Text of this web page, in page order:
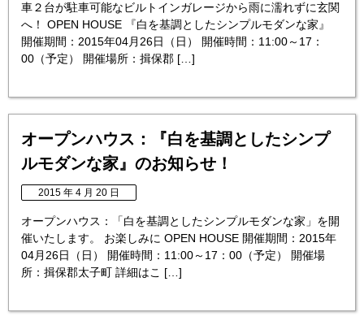
車２台が駐車可能なビルトインガレージから雨に濡れずに玄関
へ！ OPEN HOUSE 『白を基調としたシンプルモダンな家』
開催期間：2015年04月26日（日） 開催時間：11:00～17：
00（予定） 開催場所：揖保郡 […]
オープンハウス：『白を基調としたシンプ
ルモダンな家』のお知らせ！
2015 年 4 月 20 日
オープンハウス：「白を基調としたシンプルモダンな家」を開
催いたします。 お楽しみに OPEN HOUSE 開催期間：2015年
04月26日（日） 開催時間：11:00～17：00（予定） 開催場
所：揖保郡太子町 詳細はこ […]